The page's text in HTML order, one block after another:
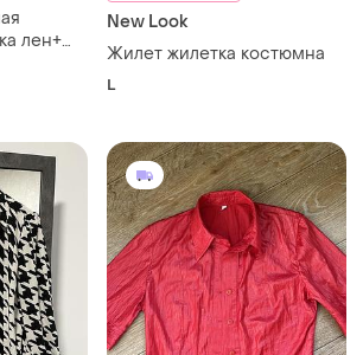
лен+
цвета
New Look
Жилет жилетка костюмна
L